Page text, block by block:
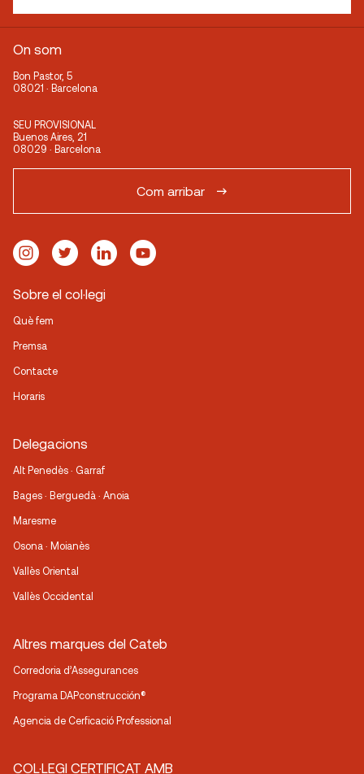
On som
Bon Pastor, 5
08021 · Barcelona
SEU PROVISIONAL
Buenos Aires, 21
08029 · Barcelona
Com arribar
Sobre el col·legi
Què fem
Premsa
Contacte
Horaris
Delegacions
Alt Penedès · Garraf
Bages · Berguedà · Anoia
Maresme
Osona · Moianès
Vallès Oriental
Vallès Occidental
Altres marques del Cateb
Corredoria d’Assegurances
Programa DAPconstrucción®
Agencia de Cerficació Professional
COL·LEGI CERTIFICAT AMB